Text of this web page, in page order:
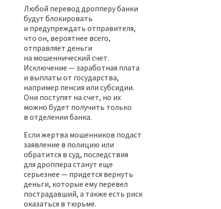
Любой перевод дропперу банки
будут блокировать
и предупреждать отправителя,
что он, вероятнее всего,
отправляет деньги
на мошеннический счет.
Исключение — заработная плата
и выплаты от государства,
например пенсия или субсидии.
Они поступят на счет, но их
можно будет получить только
в отделении банка.
Если жертва мошенников подаст
заявление в полицию или
обратится в суд, последствия
для дроппера станут еще
серьезнее — придется вернуть
деньги, которые ему перевел
пострадавший, а также есть риск
оказаться в тюрьме.